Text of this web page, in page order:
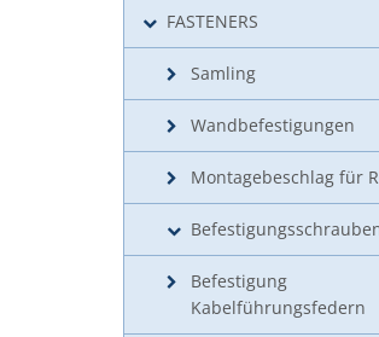
FASTENERS
Samling
Wandbefestigungen
Montagebeschlag für
Befestigung
Kabelführungsfedern